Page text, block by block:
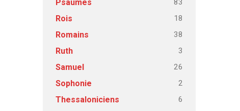
Psaumes 83
Rois 18
Romains 38
Ruth 3
Samuel 26
Sophonie 2
Thessaloniciens
6